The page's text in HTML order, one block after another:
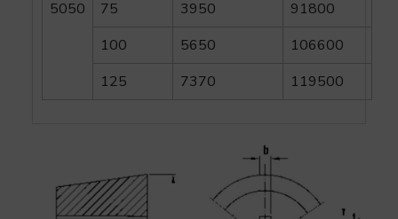
5050 75 3950
91800
100
5650
106600
125
7370 119500